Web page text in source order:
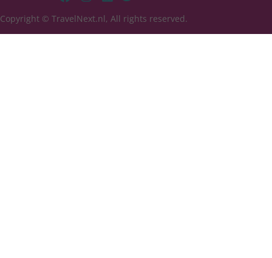
Copyright © TravelNext.nl, All rights reserved.